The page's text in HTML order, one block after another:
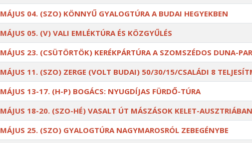
MÁJUS 04. (SZO) KÖNNYŰ GYALOGTÚRA A BUDAI HEGYEKBEN
MÁJUS 05. (V) VALI EMLÉKTÚRA ÉS KÖZGYŰLÉS
MÁJUS 23. (CSÜTÖRTÖK) KERÉKPÁRTÚRA A SZOMSZÉDOS DUNA-
MÁJUS 11. (SZO) ZERGE (VOLT BUDAI) 50/30/15/CSALÁDI 8
MÁJUS 13-17. (H-P) BOGÁCS: NYUGDÍJAS FÜRDŐ-TÚRA
MÁJUS 18-20. (SZO-HÉ) VASALT ÚT MÁSZÁSOK KELET-
MÁJUS 25. (SZO) GYALOGTÚRA NAGYMAROSRÓL ZEBEGÉNYBE